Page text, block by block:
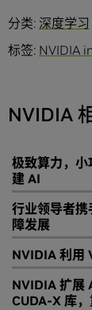
分类: 深度学习
标签: NVIDIA
NVIDIA
极致算力，
建 AI
行业领导者携
障发展
NVIDIA 利用
NVIDIA 扩展
CUDA-X 库